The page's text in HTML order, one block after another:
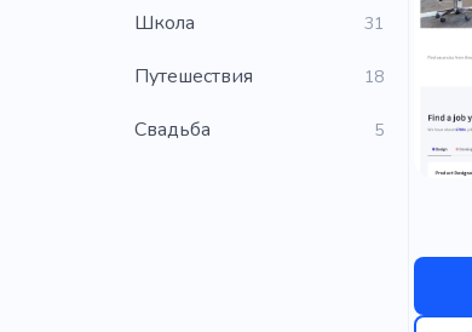
Школа 31
Путешествия 18
Свадьба 5